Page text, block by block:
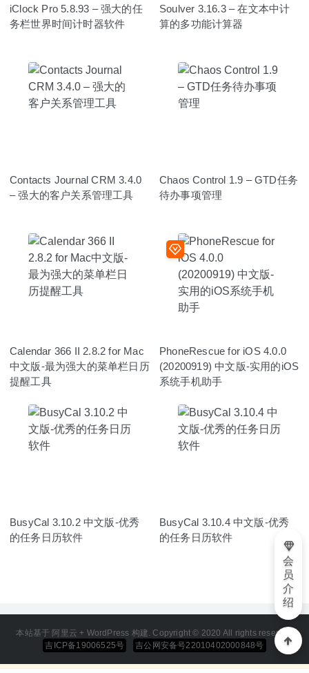
iClock Pro 5.8.93 – 强大的任
务栏世界时间计时器软件
Soulver 3.16.3 – 在文本中计
算的多功能计算器
Contacts Journal CRM 3.4.0
– 强大的客户关系管理工具
Chaos Control 1.9 – GTD任务
待办事项管理
Calendar 366 II 2.8.2 for Mac
中文版-最为强大的菜单栏日历
提醒工具
PhoneRescue for iOS 4.0.0
(20200919) 中文版-实用的iOS
系统手机助手
BusyCal 3.10.2 中文版-优秀
的任务日历软件
BusyCal 3.10.4 中文版-优秀
的任务日历软件
本站基于 阿里云 + WordPress 构建. Copyright © 2020 All rights reserved
吉ICP备19006525号
吉公网安备号22010402000848号
会
员
介
绍